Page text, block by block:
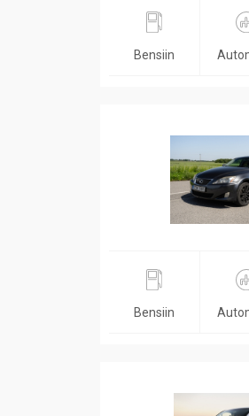
Bensiin
Bensiin